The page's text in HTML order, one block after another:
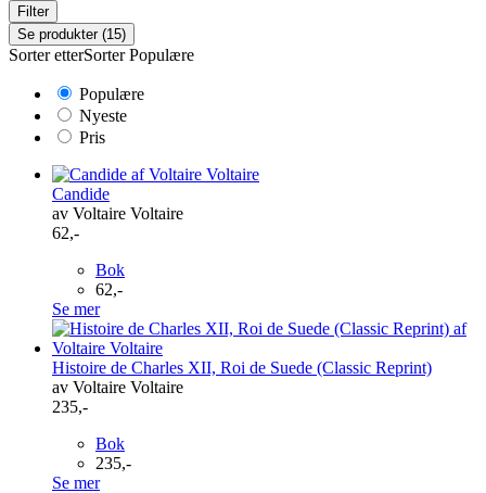
Filter
Se produkter (15)
Sorter etterSorter Populære
Populære
Nyeste
Pris
Candide
av Voltaire Voltaire
62,-
Bok
62,-
Se mer
Histoire de Charles XII, Roi de Suede (Classic Reprint)
av Voltaire Voltaire
235,-
Bok
235,-
Se mer